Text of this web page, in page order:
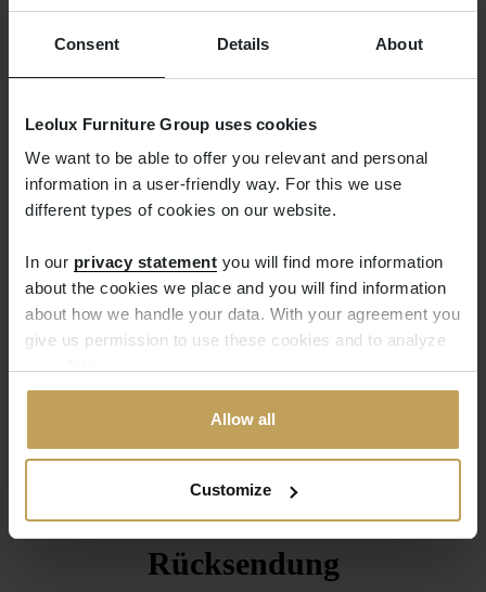
Consent Details About
Leolux Furniture Group uses cookies
We want to be able to offer you relevant and personal
information in a user-friendly way. For this we use
different types of cookies on our website.
In our privacy statement you will find more information
about the cookies we place and you will find information
about how we handle your data. With your agreement you
give us permission to use these cookies and to analyze
Allow all
Customize
Die Lieferzeit
Eine Lieferung am nächsten Tag ist leider nicht
möglich. Wir bemühen uns jedoch, Ihre
Bestellung innerhalb einer Woche zu versenden.
eine E-Mail, mit der Sie die Sendung verfolgen
können.
Kostenlose
Rücksendung